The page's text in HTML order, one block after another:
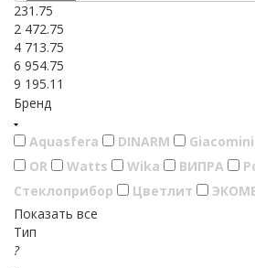
231.75
2 472.75
4 713.75
6 954.75
9 195.11
Бренд
Aquasfera DINARM Giacomini
OR
Watts Wika ВИПРА
Стеклоприбор
Цветлит
Показать все
Тип
?